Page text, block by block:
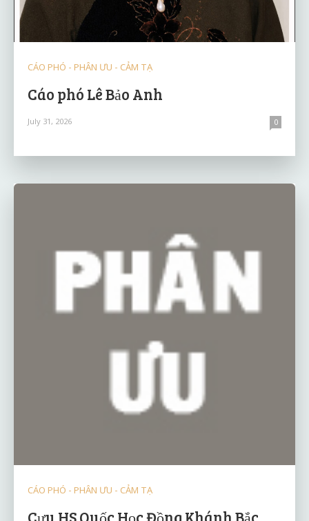
CÁO PHÓ - PHÂN ƯU - CẢM TẠ
Cáo phó Lê Bảo Anh
July 31, 2026 0
CÁO PHÓ - PHÂN ƯU - CẢM TẠ
Cựu HS Quốc Học Đồng Khánh Bắc